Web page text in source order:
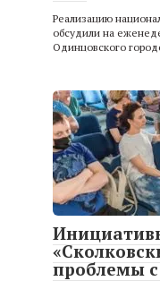
Реализацию
обсудили на
Одинцовского
проблемы